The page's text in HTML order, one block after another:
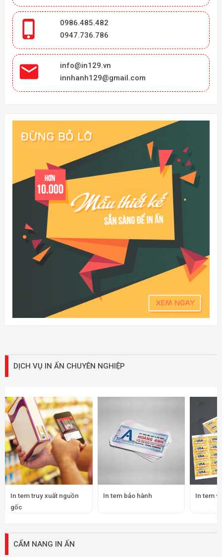

0986.485.482
0947.736.786

info@in129.vn
innhanh129@gmail.com
DỊCH VỤ IN ẤN CHUYÊN NGHIỆP
In tem truy xuất nguồn
gốc
In tem bảo hành In tem
CẨM NANG IN ẤN